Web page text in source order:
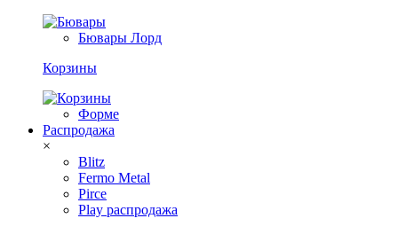
Бювары Лорд
Корзины
Форме
Распродажа
×
Blitz
Fermo Metal
Pirce
Play распродажа